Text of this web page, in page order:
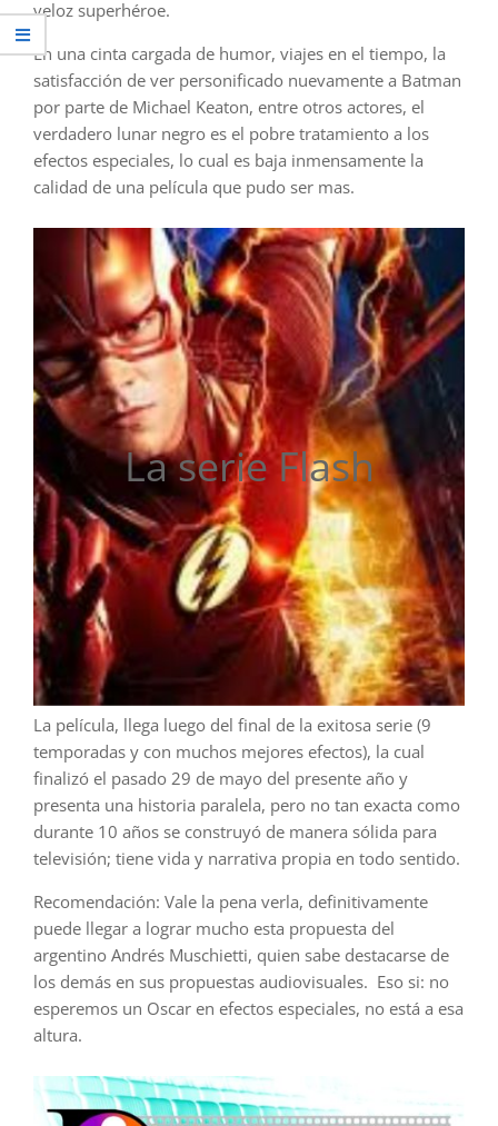
veloz superhéroe.
En una cinta cargada de humor, viajes en el tiempo, la
satisfacción de ver personificado nuevamente a Batman
por parte de Michael Keaton, entre otros actores, el
verdadero lunar negro es el pobre tratamiento a los
efectos especiales, lo cual es baja inmensamente la
calidad de una película que pudo ser mas.
La serie Flash
La película, llega luego del final de la exitosa serie (9
temporadas y con muchos mejores efectos), la cual
finalizó el pasado 29 de mayo del presente año y
presenta una historia paralela, pero no tan exacta como
durante 10 años se construyó de manera sólida para
televisión; tiene vida y narrativa propia en todo sentido.
Recomendación: Vale la pena verla, definitivamente
puede llegar a lograr mucho esta propuesta del
argentino Andrés Muschietti, quien sabe destacarse de
los demás en sus propuestas audiovisuales. Eso si: no
esperemos un Oscar en efectos especiales, no está a esa
altura.